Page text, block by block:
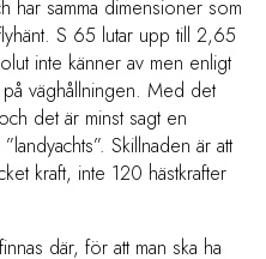
samma dimensioner som
S 65 lutar upp till 2,65
inte känner av men enligt
väghållningen. Med det
det är minst sagt en
Skillnaden är att
kraft, inte 120 hästkrafter
där, för att man ska ha